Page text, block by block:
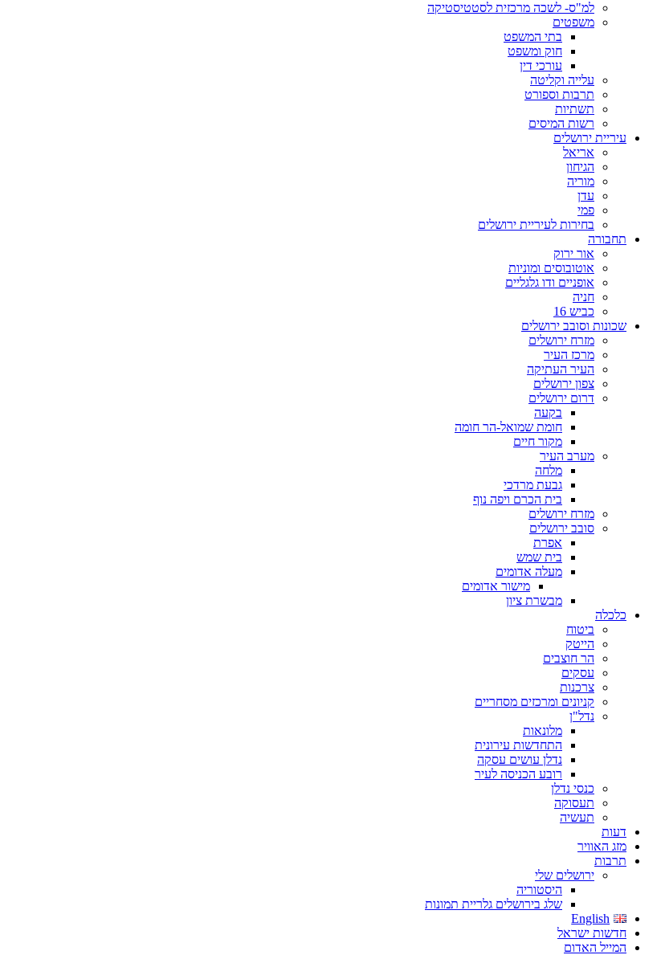
למ"ס- לשכה מרכזית לסטטיסטיקה
משפטים
בתי המשפט
חוק ומשפט
עורכי דין
עלייה וקליטה
תרבות וספורט
תשתיות
רשות המיסים
עיריית ירושלים
אריאל
הגיחון
מוריה
עדן
פמי
בחירות לעיריית ירושלים
תחבורה
אור ירוק
אוטובוסים ומוניות
אופניים ודו גלגליים
חניה
כביש 16
שכונות וסובב ירושלים
מזרח ירושלים
מרכז העיר
העיר העתיקה
צפון ירושלים
דרום ירושלים
בקעה
חומת שמואל-הר חומה
מקור חיים
מערב העיר
מלחה
גבעת מרדכי
בית הכרם ויפה נוף
מזרח ירושלים
סובב ירושלים
אפרת
בית שמש
מעלה אדומים
מישור אדומים
מבשרת ציון
כלכלה
ביטוח
הייטק
הר חוצבים
עסקים
צרכנות
קניונים ומרכזים מסחריים
נדל"ן
מלונאות
התחדשות עירונית
נדלן עושים עסקה
רובע הכניסה לעיר
כנסי נדלן
תעסוקה
תעשיה
דעות
מזג האוויר
תרבות
ירושלים שלי
היסטוריה
שלג בירושלים גלריית תמונות
English
חדשות ישראל
המייל האדום